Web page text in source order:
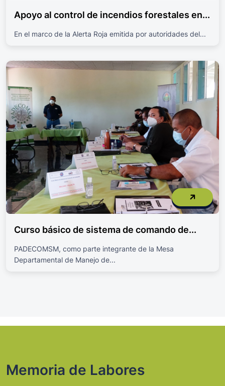
Apoyo al control de incendios forestales en...
En el marco de la Alerta Roja emitida por autoridades del...
Curso básico de sistema de comando de...
PADECOMSM, como parte integrante de la Mesa
Departamental de Manejo de...
Memoria de Labores